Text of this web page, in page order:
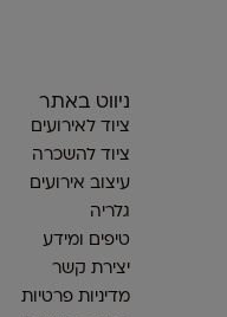
ניווט באתר
ציוד לאירועים
ציוד להשכרה
עיצוב אירועים
גלריה
טיפים ומידע
יצירת קשר
מדיניות פרטיות